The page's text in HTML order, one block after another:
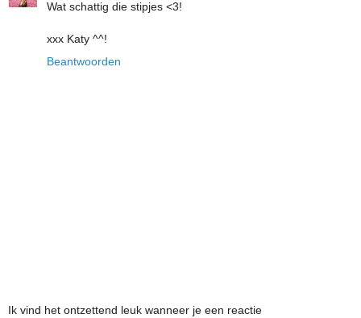
Wat schattig die stipjes <3!
xxx Katy ^^!
Beantwoorden
Ik vind het ontzettend leuk wanneer je een reactie